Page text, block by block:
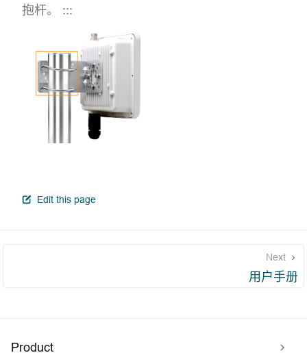
抱杆。 :::
Edit this pageopen in new window
Next
用户手册
Product